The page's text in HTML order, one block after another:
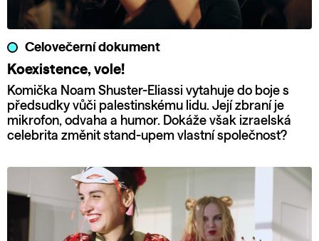
Celovečerní dokument
Koexistence, vole!
Komička Noam Shuster-Eliassi vytahuje do boje s
předsudky vůči palestinskému lidu. Její zbraní je
mikrofon, odvaha a humor. Dokáže však izraelská
celebrita změnit stand-upem vlastní společnost?